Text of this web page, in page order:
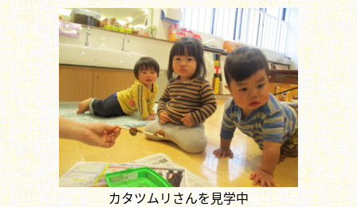
カタツムリさんを見学中